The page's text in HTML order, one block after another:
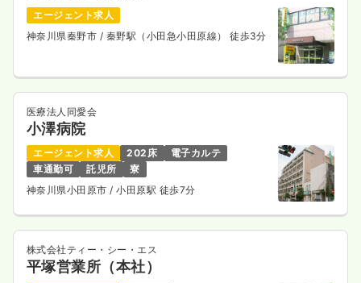
気になる 詳細を見る
給与 32.3万円
※経験5年の例
時間 8:30～17:30
年間休日120日
4週8休以上 ブランク可
第二新卒可
月給35万円以上可
気になる 詳細を見る
エージェント求人
神奈川県秦野市 / 秦野駅（小田急小田原線） 徒歩3分
医療法人同愛会
小澤病院
エージェント求人 202床
電子カルテ
車通勤可
託児所
寮
神奈川県小田原市/ 小田原駅 徒歩7分
株式会社ティー・シー・エス
平塚営業所（本社）